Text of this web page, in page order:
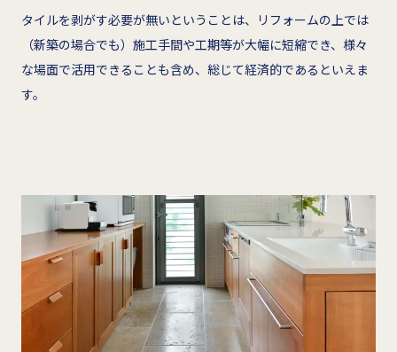
タイルを剥がす必要が無いということは、リフォームの上では
（新築の場合でも）施工手間や工期等が大幅に短縮でき、様々
な場面で活用できることも含め、総じて経済的であるといえま
す。